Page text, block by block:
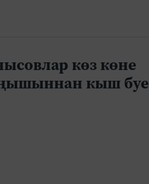
көз көне
кыш буе